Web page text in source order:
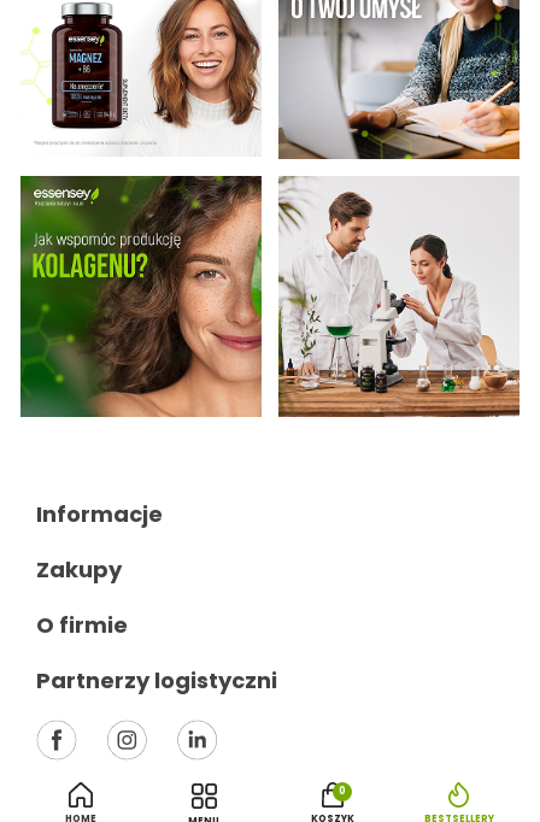
HOME
0
KOSZYK BESTSELLERY
Informacje
Zakupy
O firmie
Partnerzy logistyczni